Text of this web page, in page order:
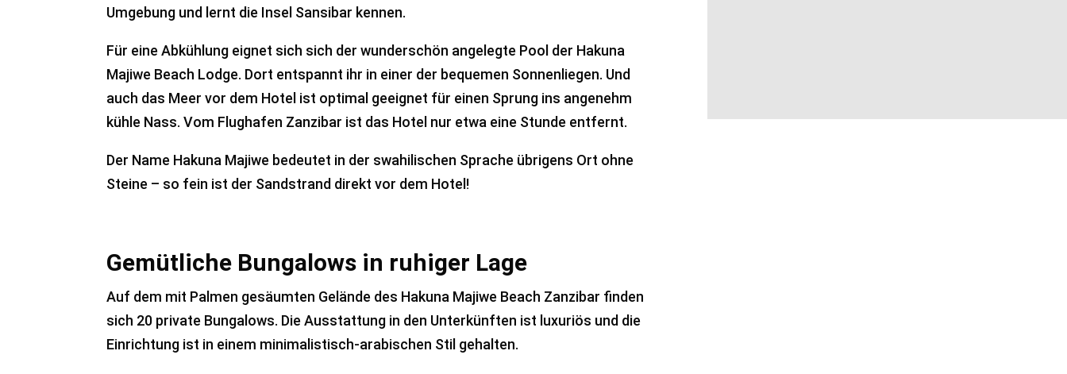
Umgebung und lernt die Insel Sansibar kennen.
Für eine Abkühlung eignet sich sich der wunderschön angelegte Pool der Hakuna
Majiwe Beach Lodge. Dort entspannt ihr in einer der bequemen Sonnenliegen. Und
auch das Meer vor dem Hotel ist optimal geeignet für einen Sprung ins angenehm
kühle Nass. Vom Flughafen Zanzibar ist das Hotel nur etwa eine Stunde entfernt.
Der Name Hakuna Majiwe bedeutet in der swahilischen Sprache übrigens Ort ohne
Steine – so fein ist der Sandstrand direkt vor dem Hotel!
Gemütliche Bungalows in ruhiger Lage
Auf dem mit Palmen gesäumten Gelände des Hakuna Majiwe Beach Zanzibar finden
sich 20 private Bungalows. Die Ausstattung in den Unterkünften ist luxuriös und die
Einrichtung ist in einem minimalistisch-arabischen Stil gehalten.